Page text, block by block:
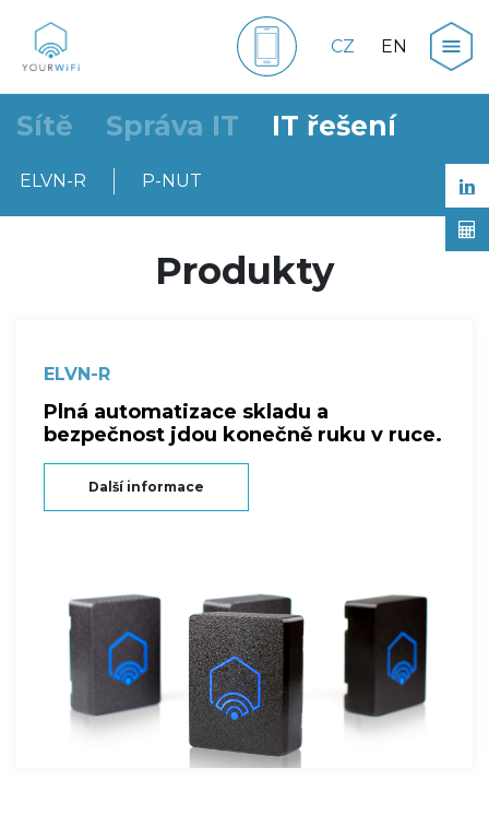
CZ EN
Sítě Správa IT IT řešení
ELVN-R P-NUT
Produkty
ELVN-R
Plná automatizace skladu a
bezpečnost jdou konečně ruku v ruce.
Další informace